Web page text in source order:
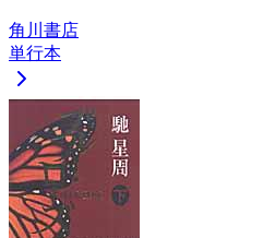
角川書店
単行本